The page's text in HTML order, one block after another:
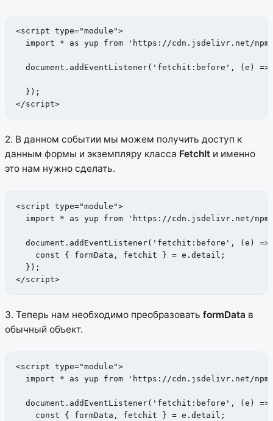
<script type="module">
import * as yup from 'https://cdn.jsdelivr.net/
document.addEventListener('fetchit:before', (e) =>
  });
</script>
2. В данном событии мы можем получить доступ к
данным формы и экземпляру класса FetchIt и именно
это нам нужно сделать.
<script type="module">
import * as yup from 'https://cdn.jsdelivr.net/
document.addEventListener('fetchit:before', (e) =>
    const { formData, fetchit } = e.detail;
  });
</script>
3. Теперь нам необходимо преобразовать formData в
обычный объект.
<script type="module">
import * as yup from 'https://cdn.jsdelivr.net/
document.addEventListener('fetchit:before', (e) =>
    const { formData, fetchit } = e.detail;